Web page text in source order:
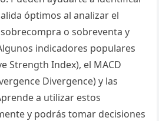
óptimos al analizar el
o sobreventa y
indicadores populares
Strength Index), el MACD
Divergence) y las
a utilizar estos
y podrás tomar decisiones